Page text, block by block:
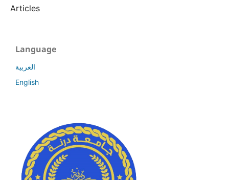
Articles
Language
العربية
English